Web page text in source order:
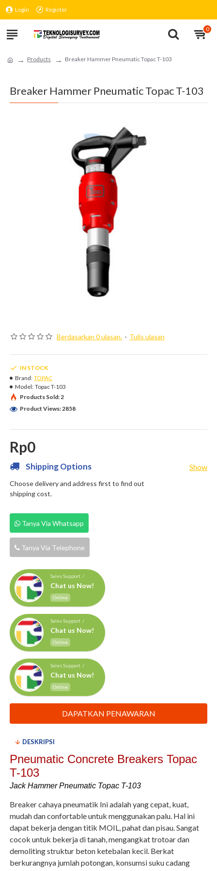
Login Register
0
Products Breaker Hammer Pneumatic Topac T-103
Breaker Hammer Pneumatic Topac T-103
Berdasarkan 0 ulasan. - Tulis ulasan
Rp0
IN STOCK
Brand: TOPAC
Model: Topac T-103
Products Sold: 2
Product Views: 2858
Shipping Options
Choose delivery and address first to find out
shipping cost.
Show
Tanya Via Whatsapp
Tanya Via Telephone
Sales Support /
Chat us Now!
Online
Sales Support /
Chat us Now!
Online
Sales Support /
Chat us Now!
Online
DAPATKAN PENAWARAN
DESKRIPSI
Pneumatic Concrete Breakers Topac
T-103
Jack Hammer Pneumatic Topac T-103
Breaker cahaya pneumatik Ini adalah yang cepat, kuat,
mudah dan confortable untuk menggunakan palu. Hal ini
dapat bekerja dengan titik MOIL, pahat dan pisau. Sangat
cocok untuk bekerja di tanah, mengangkat trotoar dan
demoliting struktur beton ketebalan kecil. Berkat
berkurangnya jumlah potongan, konsumsi suku cadang